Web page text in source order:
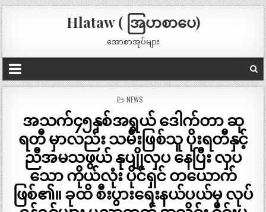
Hlataw ( အြပာစာပေ)
အောစာအုပ်များ
POSTED
NEWS
အသက်၄၅နှစ်အရွယ် ဒေါက်တာ ဆု
ရတီ မှာလည်း သမီးဖြစ်သူ ပိုးရတီနှင့်
ညီအမသဖွယ် နုပျိုလှပ နေပြီး လှပ
သော ကိုယ်လုံး ပိုင်ရှင် တယောက်
ဖြစ်၏။ ခုထိ စီးပွားရေးနယ်ပယ်မှ လုပ်